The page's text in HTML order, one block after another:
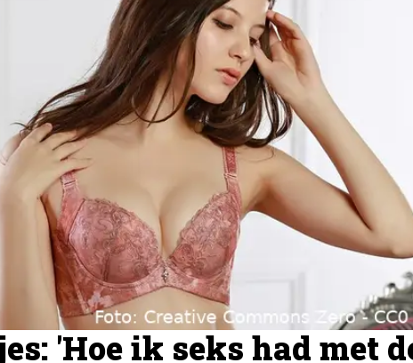
'Hoe ik seks had met